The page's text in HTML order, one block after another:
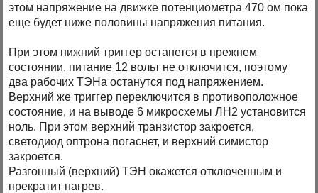
этом напряжение на движке потенциометра 470 ом пока
еще будет ниже половины напряжения питания.
При этом нижний триггер останется в прежнем
состоянии, питание 12 вольт не отключится, поэтому
два рабочих ТЭНа останутся под напряжением.
Верхний же триггер переключится в противоположное
состояние, и на выводе 6 микросхемы ЛН2 установится
ноль. При этом верхний транзистор закроется,
светодиод оптрона погаснет, и верхний симистор
закроется.
Разгонный (верхний) ТЭН окажется отключенным и
прекратит нагрев.